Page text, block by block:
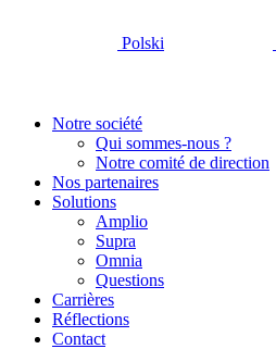
Polski
Notre société
Qui sommes-nous ?
Notre comité de direction
Nos partenaires
Solutions
Amplio
Supra
Omnia
Questions
Carrières
Réflections
Contact